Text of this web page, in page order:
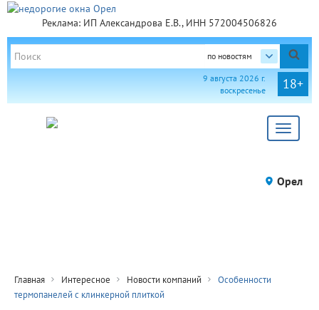
Реклама: ИП Александрова Е.В., ИНН 572004506826
по новостям
18+
9 августа 2026 г.
воскресенье
Toggle
Орел
Главная Интересное Новости компаний
Особенности
термопанелей с клинкерной плиткой